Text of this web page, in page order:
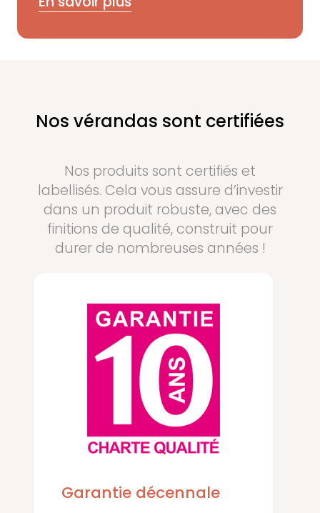
Nos vérandas sont certifiées
Nos produits sont certifiés et
labellisés. Cela vous assure d’investir
dans un produit robuste, avec des
finitions de qualité, construit pour
durer de nombreuses années !
Garantie décennale